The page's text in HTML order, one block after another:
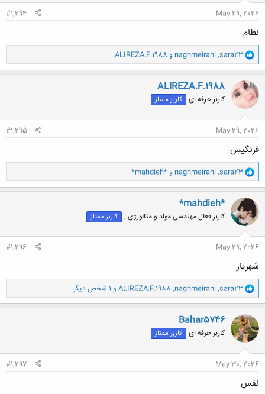
May 29, 2026
#1,294
نظام
و
ا
ک
ن
ش
ه
ا
sara23
,
naghmeirani و ALIREZA.F.1988
ALIREZA.F.1988
کاربر حرفه ای کاربر ممتاز
May 29, 2026
#1,295
فرنگیس
و
ا
ک
ن
ش
ه
ا
sara23
,
naghmeirani و *mahdieh*
*mahdieh*
کاربر فعال مهندسی مواد و متالورژی , کاربر ممتاز
May 29, 2026
#1,296
شهریار
و
ا
ک
ن
ش
ه
ا
sara23
,
naghmeirani
,
ALIREZA.F.1988 و 1 شخص دیگر
Bahar5746
کاربر حرفه ای کاربر ممتاز
May 30, 2026
#1,297
نفس